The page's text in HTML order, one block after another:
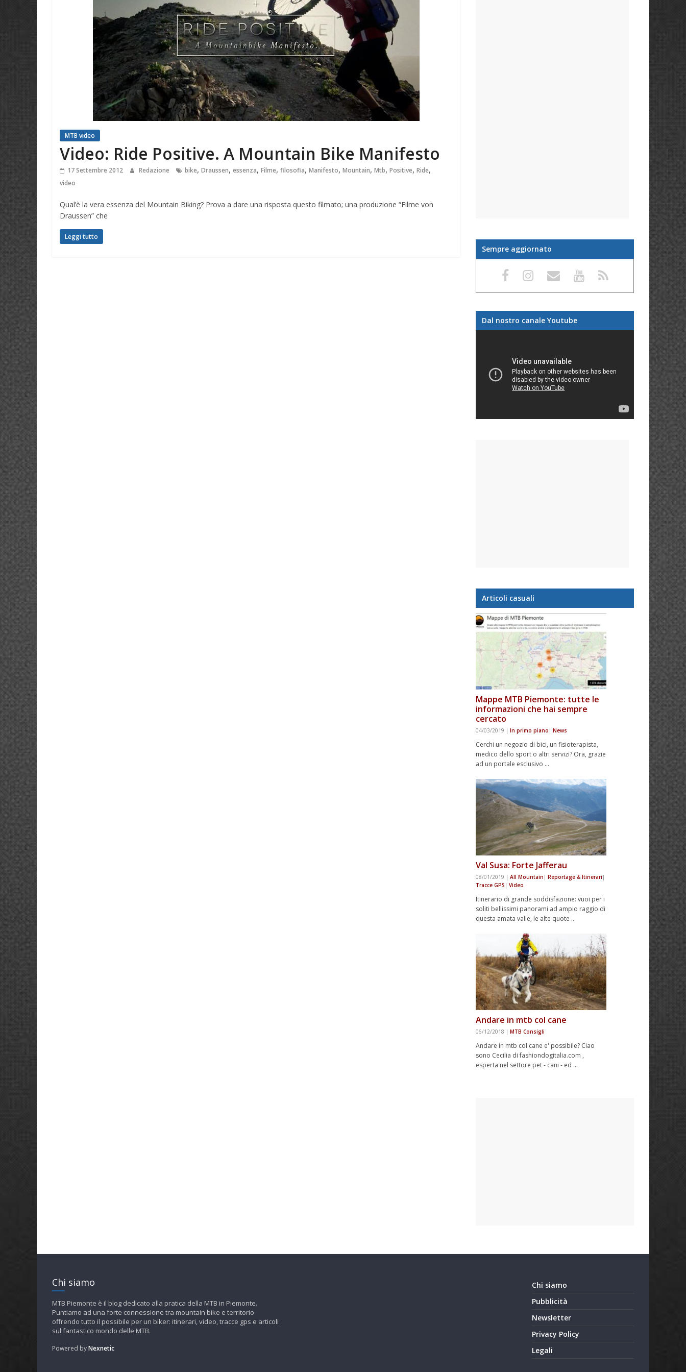
MTB video
Video: Ride Positive. A Mountain Bike Manifesto
17 Settembre 2012 Redazione bike, Draussen, essenza, Filme, filosofia, Manifesto, Mountain, Mtb, Positive, Ride,
video
Qual’è la vera essenza del Mountain Biking? Prova a dare una risposta questo filmato; una produzione “Filme von
Draussen” che
Leggi tutto
Sempre aggiornato
Dal nostro canale Youtube
Articoli casuali
Mappe MTB Piemonte: tutte le
informazioni che hai sempre
cercato
04/03/2019 | In primo piano | News
Cerchi un negozio di bici, un fisioterapista,
medico dello sport o altri servizi? Ora, grazie
ad un portale esclusivo …
Val Susa: Forte Jafferau
08/01/2019 | All Mountain | Reportage & Itinerari |
Tracce GPS | Video
Itinerario di grande soddisfazione: vuoi per i
soliti bellissimi panorami ad ampio raggio di
questa amata valle, le alte quote …
Andare in mtb col cane
06/12/2018 | MTB Consigli
Andare in mtb col cane e' possibile? Ciao
sono Cecilia di fashiondogitalia.com ,
esperta nel settore pet - cani - ed …
Chi siamo
MTB Piemonte è il blog dedicato alla pratica della MTB in Piemonte.
Puntiamo ad una forte connessione tra mountain bike e territorio
offrendo tutto il possibile per un biker: itinerari, video, tracce gps e articoli
sul fantastico mondo delle MTB.
Powered byNexnetic
Chi siamo
Pubblicità
Newsletter
Privacy Policy
Legali